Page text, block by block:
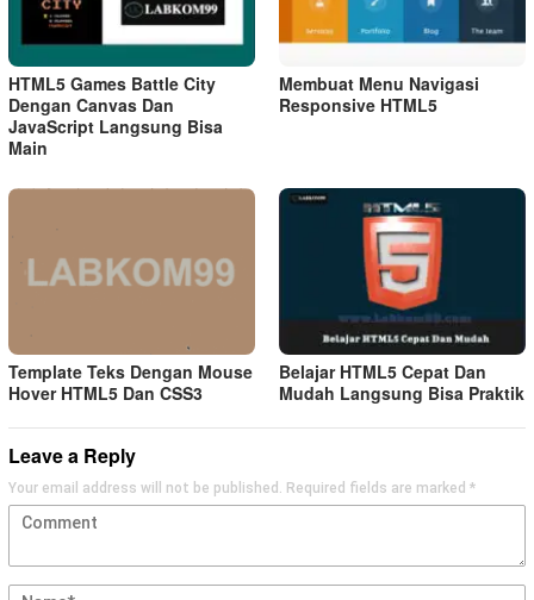
HTML5 Games Battle City
Dengan Canvas Dan
JavaScript Langsung Bisa
Main
Membuat Menu Navigasi
Responsive HTML5
Template Teks Dengan Mouse
Hover HTML5 Dan CSS3
Belajar HTML5 Cepat Dan
Mudah Langsung Bisa Praktik
Leave a Reply
Your email address will not be published. Required fields are marked *